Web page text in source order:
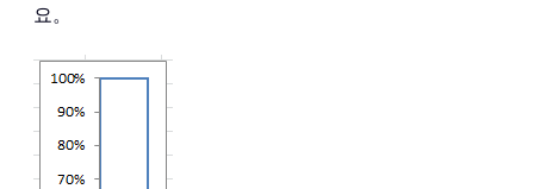
요。